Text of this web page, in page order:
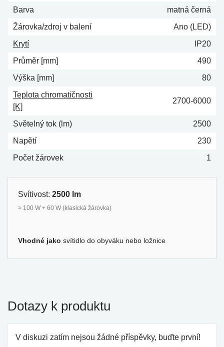
Barva
matná černá
Žárovka/zdroj v balení
Ano (LED)
Krytí
IP20
Průměr [mm]
490
Výška [mm]
80
Teplota chromatičnosti
[K]
2700-6000
Světelný tok (lm)
2500
Napětí
230
Počet žárovek
1
Svítivost: 2500 lm
≈ 100 W + 60 W (klasická žárovka)
Vhodné jako svítidlo do obyváku nebo ložnice
Dotazy k produktu
V diskuzi zatím nejsou žádné příspěvky, buďte první!